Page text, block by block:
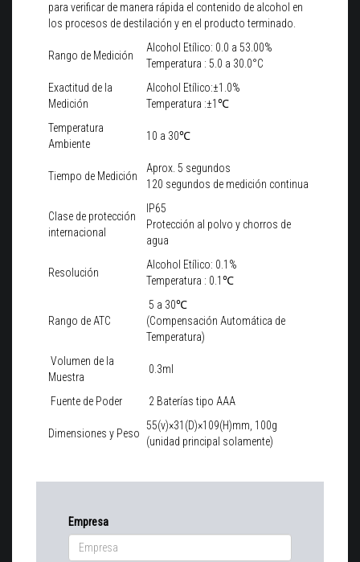
para verificar de manera rápida el contenido de alcohol en
los procesos de destilación y en el producto terminado.
Rango de Medición
Alcohol Etílico: 0.0 a 53.00%
Temperatura : 5.0 a 30.0°C
Exactitud de la
Medición
Alcohol Etílico:±1.0%
Temperatura :±1℃
Temperatura
Ambiente
10 a 30℃
Tiempo de Medición
Aprox. 5 segundos
120 segundos de medición continua
Clase de protección
internacional
IP65
Protección al polvo y chorros de
agua
Resolución
Alcohol Etílico: 0.1%
Temperatura : 0.1℃
Rango de ATC
5 a 30℃
(Compensación Automática de
Temperatura)
Volumen de la
Muestra
0.3ml
Fuente de Poder 2 Baterías tipo AAA
Dimensiones y Peso
55(v)×31(D)×109(H)mm, 100g
(unidad principal solamente)
Empresa